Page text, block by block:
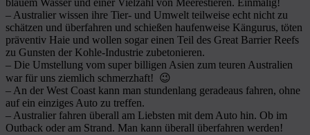
blauem Wasser und einer Vielzahl von Meerestieren. Einmalig!
– Australier wissen ihre Tier- und Umwelt teilweise echt nicht zu
schätzen und überfahren und schießen haufenweise Kängurus, töten
präventiv Haie und wollen sogar einen Teil des Great Barrier Reefs
zu Gunsten der Kohle-Industrie zubetonieren.
– Die Umstellung vom super billigen Asien zum teuren Australien
war für uns ziemlich schmerzhaft! 😉
– An der West Coast kann man stundenlang geradeaus fahren, ohne
auf ein einziges Auto zu treffen.
– Australier fahren überall am Liebsten mit dem Auto hin. Ob im
Outback oder am Strand. Man kann überall überfahren werden!